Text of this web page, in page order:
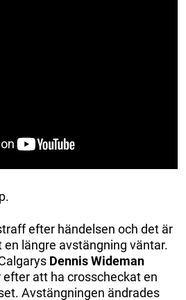
efter händelsen och det är
längre avstängning väntar.
Dennis Wideman
att ha crosscheckat en
Avstängningen ändrades